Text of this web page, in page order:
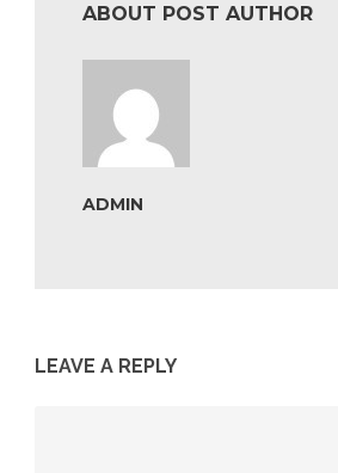
ABOUT POST AUTHOR
ADMIN
LEAVE A REPLY